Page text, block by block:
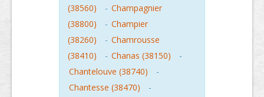
(38560)
- Champagnier
(38800)
- Champier
(38260)
- Chamrousse
(38410)
- Chanas (38150)
-
Chantelouve (38740)
-
Chantesse (38470)
-